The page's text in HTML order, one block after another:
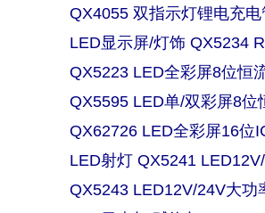
QX4055 双指示灯锂电充
LED显示屏/灯饰 QX5234
QX5223 LED全彩屏8位恒
QX5595 LED单/双彩屏8位
QX62726 LED全彩屏16位
LED射灯 QX5241
QX5243 LED12V/24V大